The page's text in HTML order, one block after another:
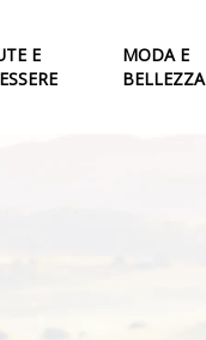
E
MODA E
BELLEZZA